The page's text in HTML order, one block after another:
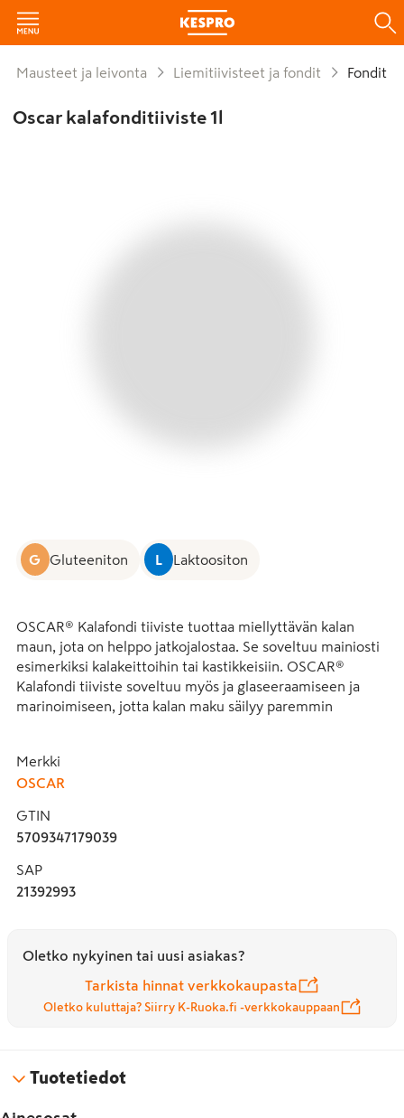
Mausteet ja leivonta Liemitiivisteet ja fondit Fondit
Oscar kalafonditiiviste 1l
G Gluteeniton L Laktoositon
OSCAR® Kalafondi tiiviste tuottaa miellyttävän kalan
maun, jota on helppo jatkojalostaa. Se soveltuu mainiosti
esimerkiksi kalakeittoihin tai kastikkeisiin. OSCAR®
Kalafondi tiiviste soveltuu myös ja glaseeraamiseen ja
marinoimiseen, jotta kalan maku säilyy paremmin
kuten höyrytetyn kalan kastikkeessa tai rasvakalan mädin
mausteena.
Merkki
OSCAR
GTIN
5709347179039
SAP
21392993
Oletko nykyinen tai uusi asiakas?
Tarkista hinnat verkkokaupasta
Oletko kuluttaja? Siirry K-Ruoka.fi -verkkokauppaan
Tuotetiedot